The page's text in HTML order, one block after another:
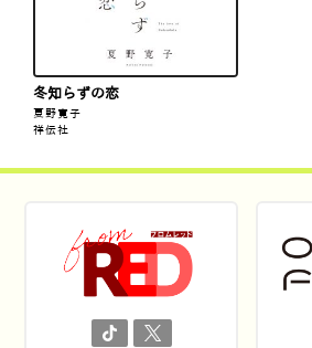
冬知らずの恋
夏野寛子
祥伝社